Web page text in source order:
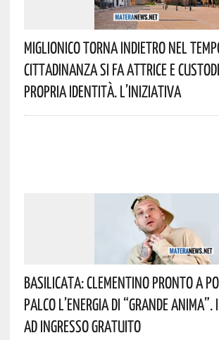
Miglionico Torna Indietro Nel
Cittadinanza Si Fa Attrice E
Propria Identità. L’iniziativa
Basilicata: Clementino Pronto A
Palco L’energia Di “Grande
Ad Ingresso Gratuito